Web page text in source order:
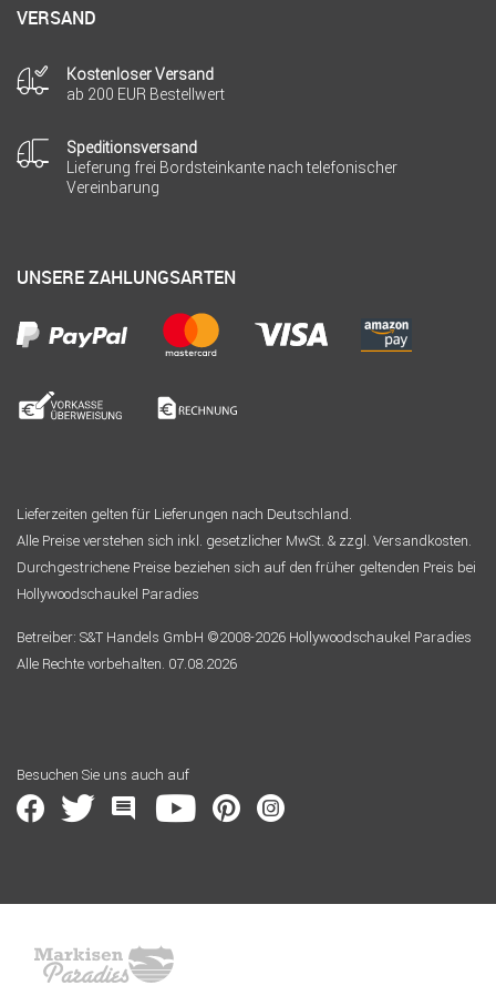
VERSAND
Kostenloser Versand
ab 200 EUR Bestellwert
Speditionsversand
Lieferung frei Bordsteinkante nach telefonischer
Vereinbarung
UNSERE ZAHLUNGSARTEN
Lieferzeiten gelten für Lieferungen nach Deutschland.
Alle Preise verstehen sich inkl. gesetzlicher MwSt. & zzgl. Versandkosten.
Durchgestrichene Preise beziehen sich auf den früher geltenden Preis bei
Hollywoodschaukel Paradies
Betreiber: S&T Handels GmbH ©2008-2026 Hollywoodschaukel Paradies
Alle Rechte vorbehalten. 07.08.2026
Besuchen Sie uns auch auf